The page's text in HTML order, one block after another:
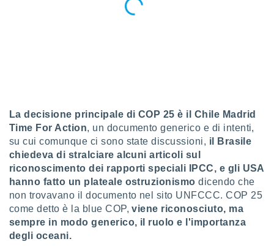
degli
dei
il
La decisione principale di COP 25 è il Chile Madrid
Time For Action, un documento generico e di intenti,
su cui comunque ci sono state discussioni, il Brasile
chiedeva di stralciare alcuni articoli sul
riconoscimento dei rapporti speciali IPCC, e gli USA
hanno fatto un plateale ostruzionismo dicendo che
non trovavano il documento nel sito UNFCCC. COP 25
come detto è la blue COP,viene riconosciuto, ma
sempre in modo generico, il ruolo e l'importanza
degli oceani.